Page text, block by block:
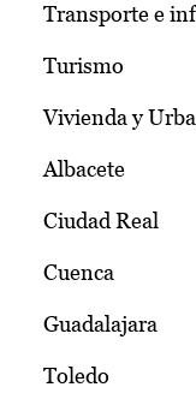
Transporte e
Turismo
Vivienda y
Albacete
Ciudad Real
Cuenca
Guadalajara
Toledo